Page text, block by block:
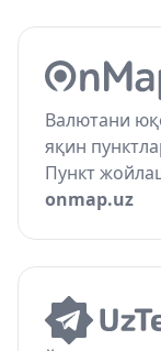
Валютани
яқин
Пункт
onmap.uz